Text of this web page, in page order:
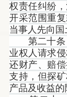
权责任纠纷
开采范围重
当事人先向国
第二十条
业权人请求
还财产、赔
支持，但探
产品及收益的